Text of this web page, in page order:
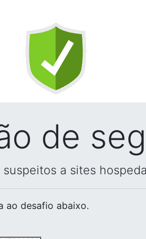
de
a sites
ao desafio abaixo.